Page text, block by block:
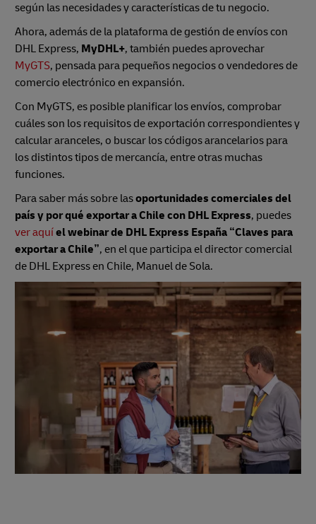
según las necesidades y características de tu negocio.
Ahora, además de la plataforma de gestión de envíos con
DHL Express, MyDHL+, también puedes aprovechar
MyGTS, pensada para pequeños negocios o vendedores de
comercio electrónico en expansión.
Con MyGTS, es posible planificar los envíos, comprobar
cuáles son los requisitos de exportación correspondientes y
calcular aranceles, o buscar los códigos arancelarios para
los distintos tipos de mercancía, entre otras muchas
funciones.
Para saber más sobre lasoportunidades comerciales del
país y por qué exportar a Chile con DHL Express, puedes
ver aquíel webinar de DHL Express España “Claves para
exportar a Chile”, en el que participa el director comercial
de DHL Express en Chile, Manuel de Sola.